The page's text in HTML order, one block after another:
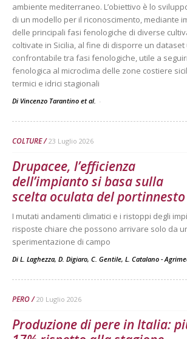
ambiente mediterraneo. L’obiettivo è lo
di un modello per il riconoscimento, mediante
delle principali fasi fenologiche di diverse
coltivate in Sicilia, al fine di disporre un
confrontabile tra fasi fenologiche, utile a
fenologica al microclima delle zone costiere
termici e idrici stagionali
Di Vincenzo Tarantino et al. -
COLTURE 23 Luglio 2026
Drupacee, l’efficienza
dell’impianto si basa sulla
scelta oculata del portinnesto
I mutati andamenti climatici e i ristoppi degli
risposte chiare che possono arrivare solo da
sperimentazione di campo
Di L. Laghezza, D. Digiaro, C. Gentile, L. Catalano -
PERO 20 Luglio 2026
Produzione di pere in Italia: